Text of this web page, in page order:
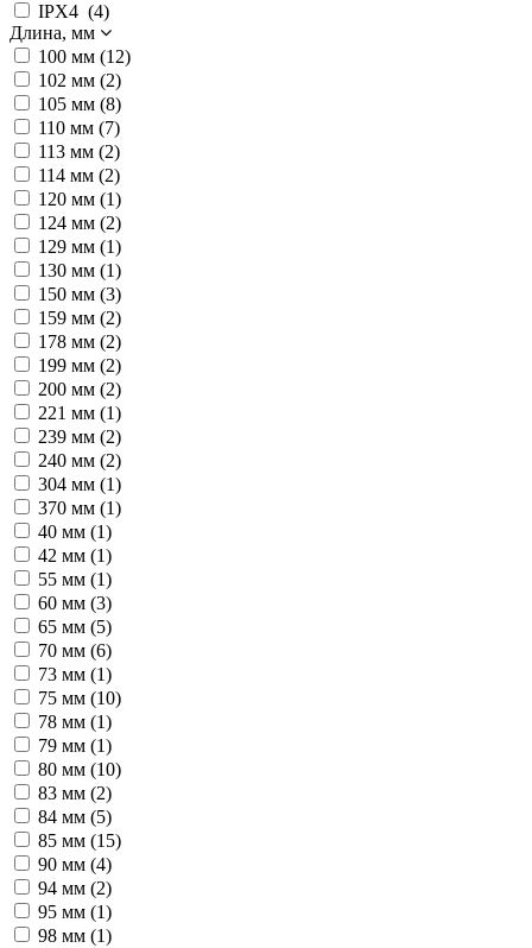
IPX4 (4)
Длина, мм
100 мм (12)
102 мм (2)
105 мм (8)
110 мм (7)
113 мм (2)
114 мм (2)
120 мм (1)
124 мм (2)
129 мм (1)
130 мм (1)
150 мм (3)
159 мм (2)
178 мм (2)
199 мм (2)
200 мм (2)
221 мм (1)
239 мм (2)
240 мм (2)
304 мм (1)
370 мм (1)
40 мм (1)
42 мм (1)
55 мм (1)
60 мм (3)
65 мм (5)
70 мм (6)
73 мм (1)
75 мм (10)
78 мм (1)
79 мм (1)
80 мм (10)
83 мм (2)
84 мм (5)
85 мм (15)
90 мм (4)
94 мм (2)
95 мм (1)
98 мм (1)